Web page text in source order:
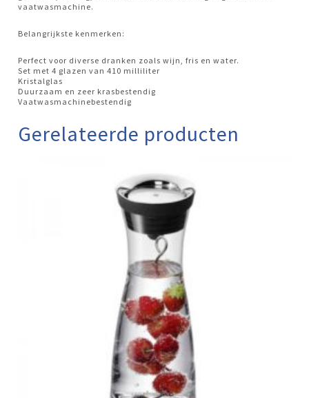
vaatwasmachine.
Belangrijkste kenmerken:
Perfect voor diverse dranken zoals wijn, fris en water.
Set met 4 glazen van 410 milliliter
Kristalglas
Duurzaam en zeer krasbestendig
Vaatwasmachinebestendig
Gerelateerde producten